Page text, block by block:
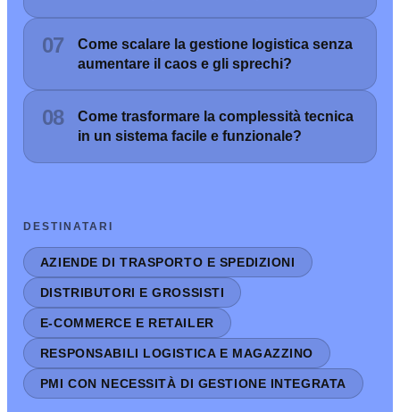
07
Come scalare la gestione logistica senza
aumentare il caos e gli sprechi?
08
Come trasformare la complessità tecnica
in un sistema facile e funzionale?
DESTINATARI
AZIENDE DI TRASPORTO E SPEDIZIONI
DISTRIBUTORI E GROSSISTI
E-COMMERCE E RETAILER
RESPONSABILI LOGISTICA E MAGAZZINO
PMI CON NECESSITÀ DI GESTIONE INTEGRATA